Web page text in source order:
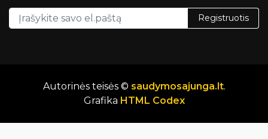
Registruotis
Autorinės teisės © saudymosajunga.lt.
Grafika HTML Codex